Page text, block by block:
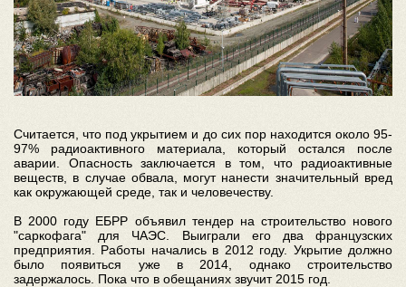
Считается, что под укрытием и до сих пор находится около 95-
97% радиоактивного материала, который остался после
аварии. Опасность заключается в том, что радиоактивные
веществ, в случае обвала, могут нанести значительный вред
как окружающей среде, так и человечеству.
В 2000 году ЕБРР объявил тендер на строительство нового
"саркофага" для ЧАЭС. Выиграли его два французских
предприятия. Работы начались в 2012 году. Укрытие должно
было появиться уже в 2014, однако строительство
задержалось. Пока что в обещаниях звучит 2015 год.